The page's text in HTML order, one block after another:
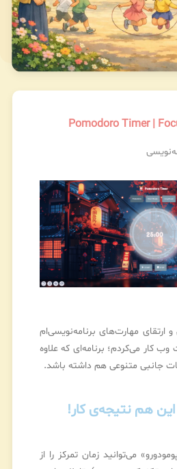
ارتقای مهارت‌های برنامه‌نویسی‌ام
کار می‌کردم؛ برنامه‌ای که علاوه
جانبی متنوعی هم داشته باشد.
هم نتیجه‌ی کار!
می‌توانید زمان تمرکز را از